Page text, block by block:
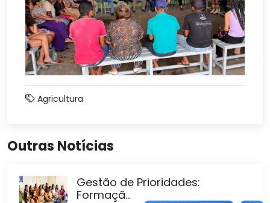
Agricultura
Outras Notícias
Gestão de Prioridades:
Formaçã...